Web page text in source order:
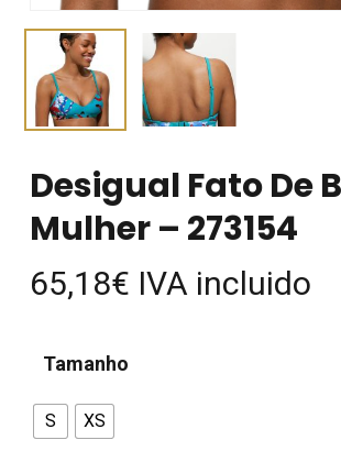
Desigual Fato De
Mulher – 273154
65,18€ IVA incluido
Tamanho
S XS